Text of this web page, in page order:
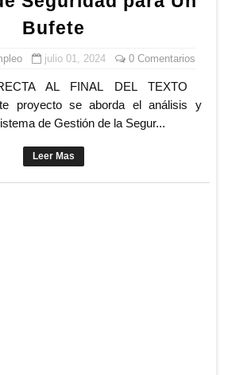
Bufete
julio 01, 2024 0 Comentarios
AL FINAL DEL TEXTO
proyecto se aborda el análisis y
de Gestión de la Segur...
Leer Mas